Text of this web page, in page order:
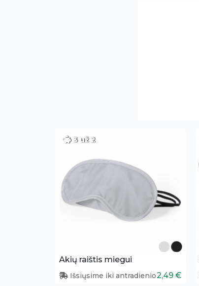
3 už 2
Akių raištis miegui
Išsiųsime iki antradienio2,49 €